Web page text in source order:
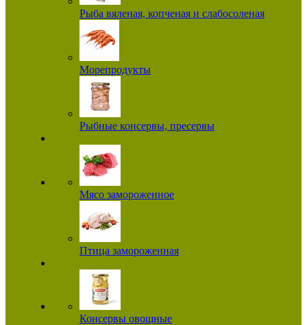
Рыба вяленая, копченая и слабосоленая
Морепродукты
Рыбные консервы, пресервы
Мясо замороженное
Птица замороженная
Консервы овощные